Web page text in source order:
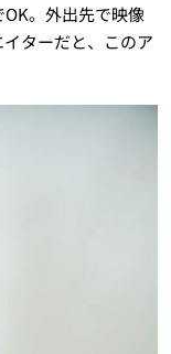
。外出先で映像
ターだと、このア